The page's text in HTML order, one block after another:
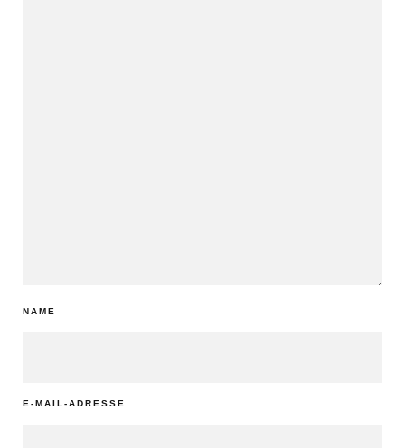
NAME
E-MAIL-ADRESSE